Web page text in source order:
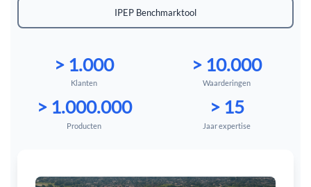
IPEP Benchmarktool
> 1.000
Klanten
> 10.000
Waarderingen
> 1.000.000
Producten
> 15
Jaar expertise